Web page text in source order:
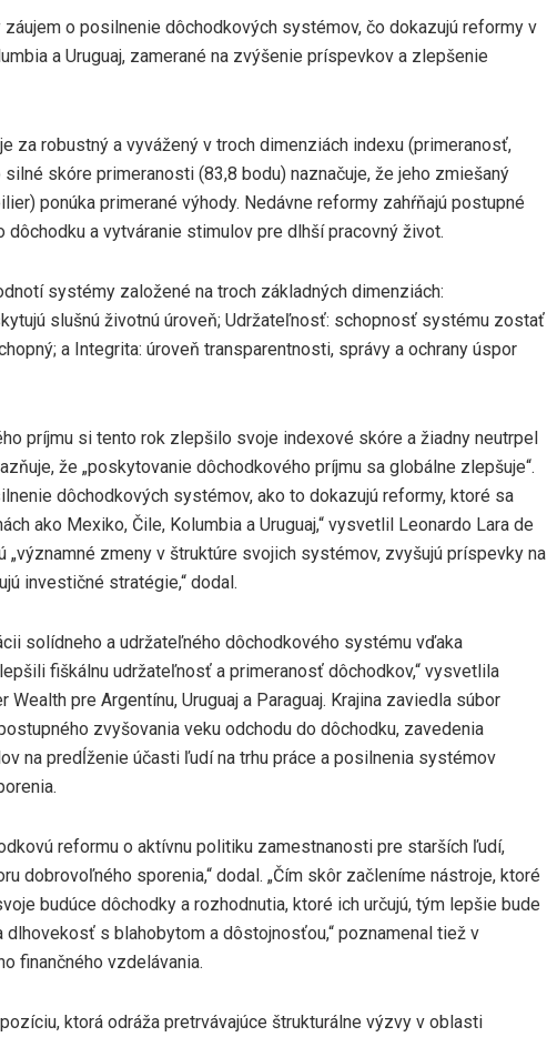
o posilnenie dôchodkových systémov, čo dokazujú reformy v
a Uruguaj, zamerané na zvýšenie príspevkov a zlepšenie
za robustný a vyvážený v troch dimenziách indexu (primeranosť,
skóre primeranosti (83,8 bodu) naznačuje, že jeho zmiešaný
ponúka primerané výhody. Nedávne reformy zahŕňajú postupné
dôchodku a vytváranie stimulov pre dlhší pracovný život.
systémy založené na troch základných dimenziách:
slušnú životnú úroveň; Udržateľnosť: schopnosť systému zostať
a Integrita: úroveň transparentnosti, správy a ochrany úspor
príjmu si tento rok zlepšilo svoje indexové skóre a žiadny neutrpel
že „poskytovanie dôchodkového príjmu sa globálne zlepšuje“.
dôchodkových systémov, ako to dokazujú reformy, ktoré sa
ako Mexiko, Čile, Kolumbia a Uruguaj,“ vysvetlil Leonardo Lara de
„významné zmeny v štruktúre svojich systémov, zvyšujú príspevky na
investičné stratégie,“ dodal.
solídneho a udržateľného dôchodkového systému vďaka
fiškálnu udržateľnosť a primeranosť dôchodkov,“ vysvetlila
pre Argentínu, Uruguaj a Paraguaj. Krajina zaviedla súbor
zvyšovania veku odchodu do dôchodku, zavedenia
na predĺženie účasti ľudí na trhu práce a posilnenia systémov
reformu o aktívnu politiku zamestnanosti pre starších ľudí,
dobrovoľného sporenia,“ dodal. „Čím skôr začleníme nástroje, ktoré
budúce dôchodky a rozhodnutia, ktoré ich určujú, tým lepšie bude
dlhovekosť s blahobytom a dôstojnosťou,“ poznamenal tiež v
finančného vzdelávania.
ktorá odráža pretrvávajúce štrukturálne výzvy v oblasti